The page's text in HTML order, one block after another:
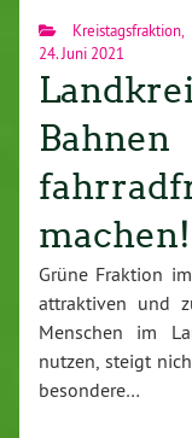
Kreistagsfraktion
24. Juni 2021
Bahnen
machen!
Grüne Fraktion
at­trak­ti­ven und
Menschen im
nutzen, steigt
be­son­de­re…